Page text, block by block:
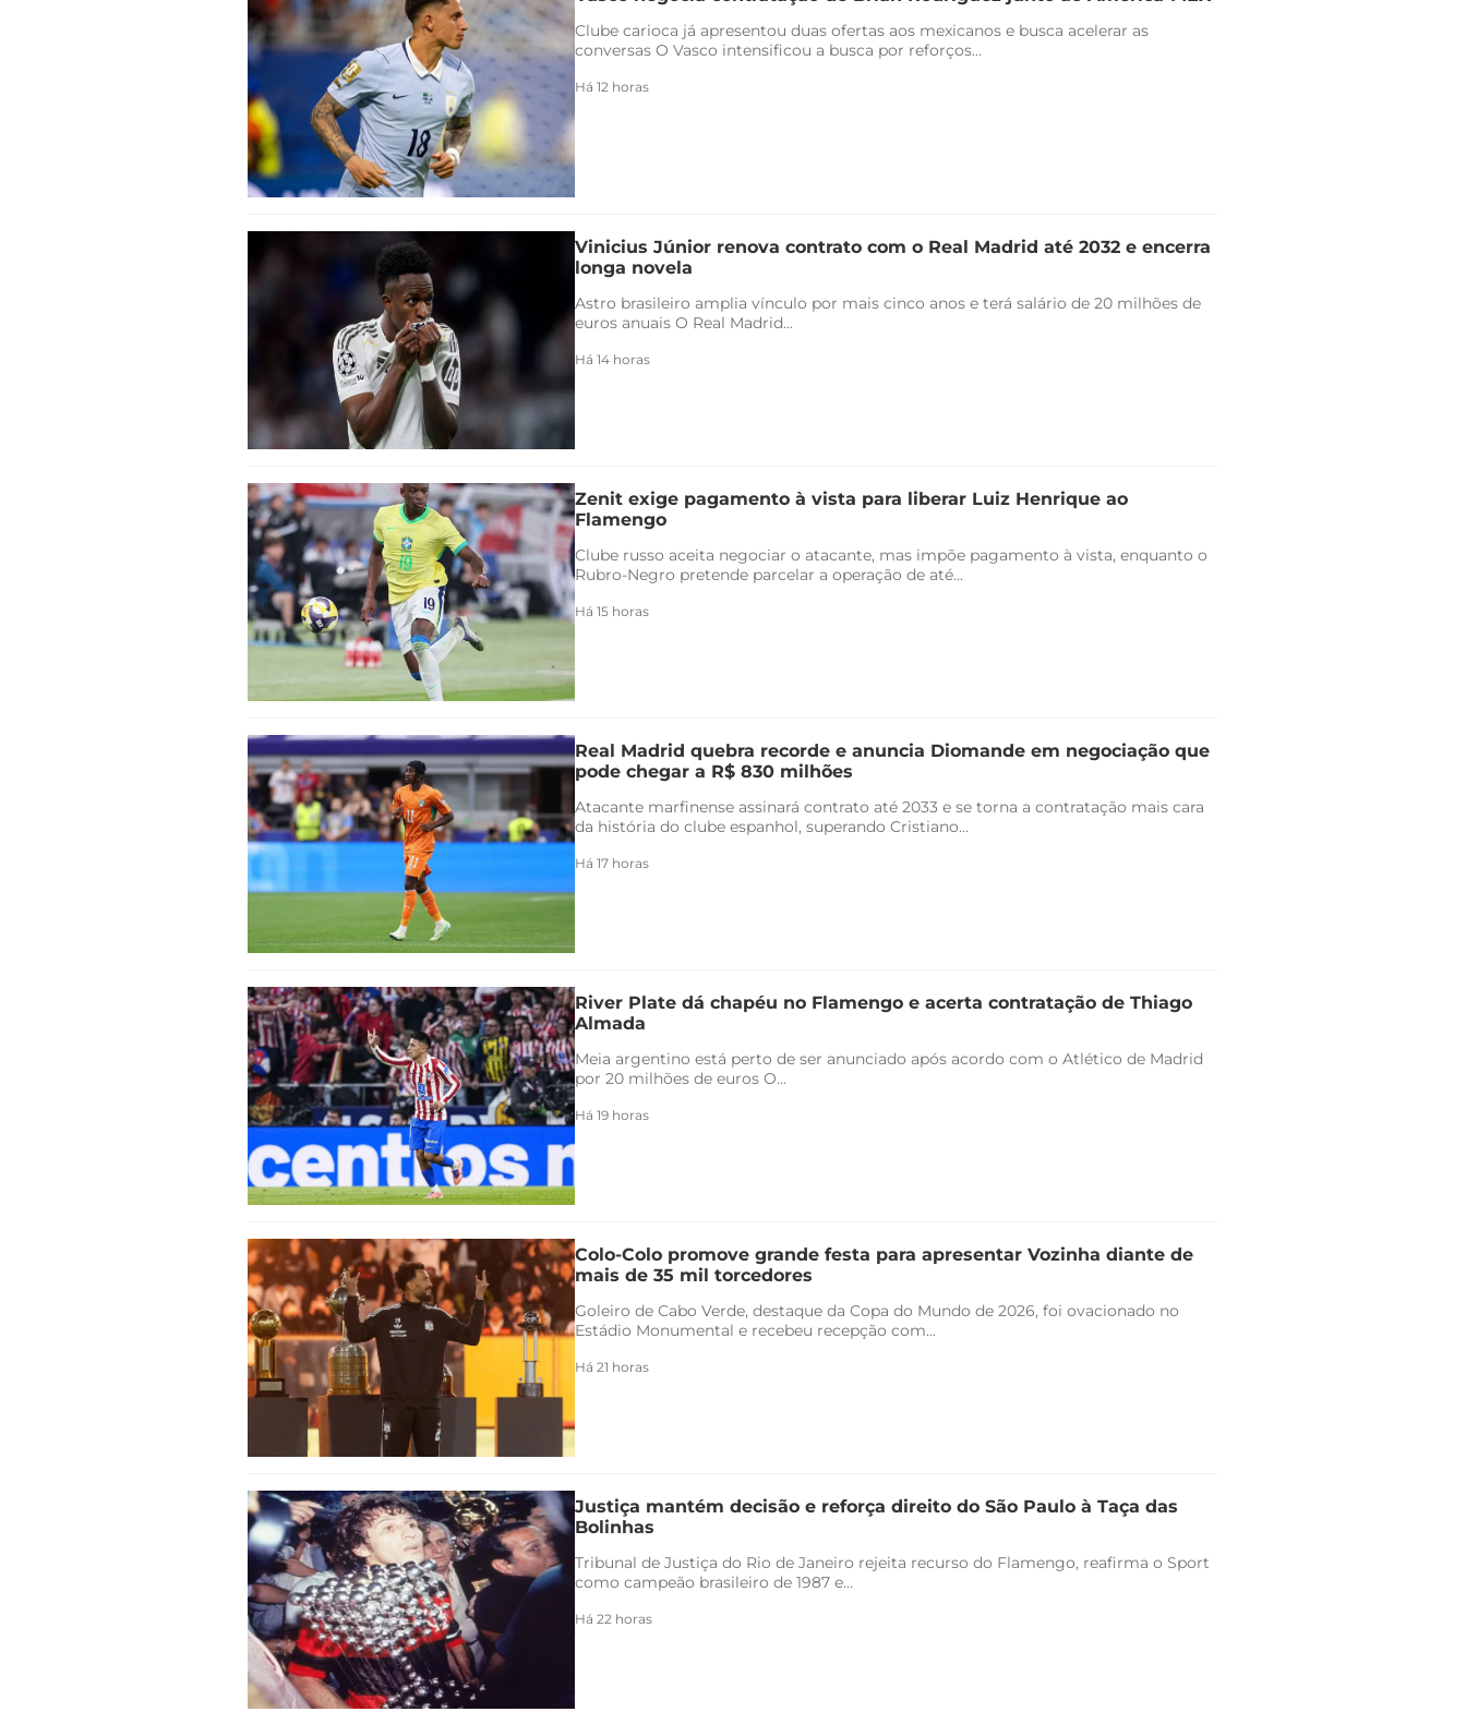
Clube carioca já apresentou duas ofertas aos mexicanos e busca acelerar as
conversas O Vasco intensificou a busca por reforços...
Há 12 horas
Vinicius Júnior renova contrato com o Real Madrid até 2032 e encerra
longa novela
Astro brasileiro amplia vínculo por mais cinco anos e terá salário de 20 milhões de
euros anuais O Real Madrid...
Há 14 horas
Zenit exige pagamento à vista para liberar Luiz Henrique ao
Flamengo
Clube russo aceita negociar o atacante, mas impõe pagamento à vista, enquanto o
Rubro-Negro pretende parcelar a operação de até...
Há 15 horas
Real Madrid quebra recorde e anuncia Diomande em negociação que
pode chegar a R$ 830 milhões
Atacante marfinense assinará contrato até 2033 e se torna a contratação mais cara
da história do clube espanhol, superando Cristiano...
Há 17 horas
River Plate dá chapéu no Flamengo e acerta contratação de Thiago
Almada
Meia argentino está perto de ser anunciado após acordo com o Atlético de Madrid
por 20 milhões de euros O...
Há 19 horas
Colo-Colo promove grande festa para apresentar Vozinha diante de
mais de 35 mil torcedores
Goleiro de Cabo Verde, destaque da Copa do Mundo de 2026, foi ovacionado no
Estádio Monumental e recebeu recepção com...
Há 21 horas
Justiça mantém decisão e reforça direito do São Paulo à Taça das
Bolinhas
Tribunal de Justiça do Rio de Janeiro rejeita recurso do Flamengo, reafirma o Sport
como campeão brasileiro de 1987 e...
Há 22 horas